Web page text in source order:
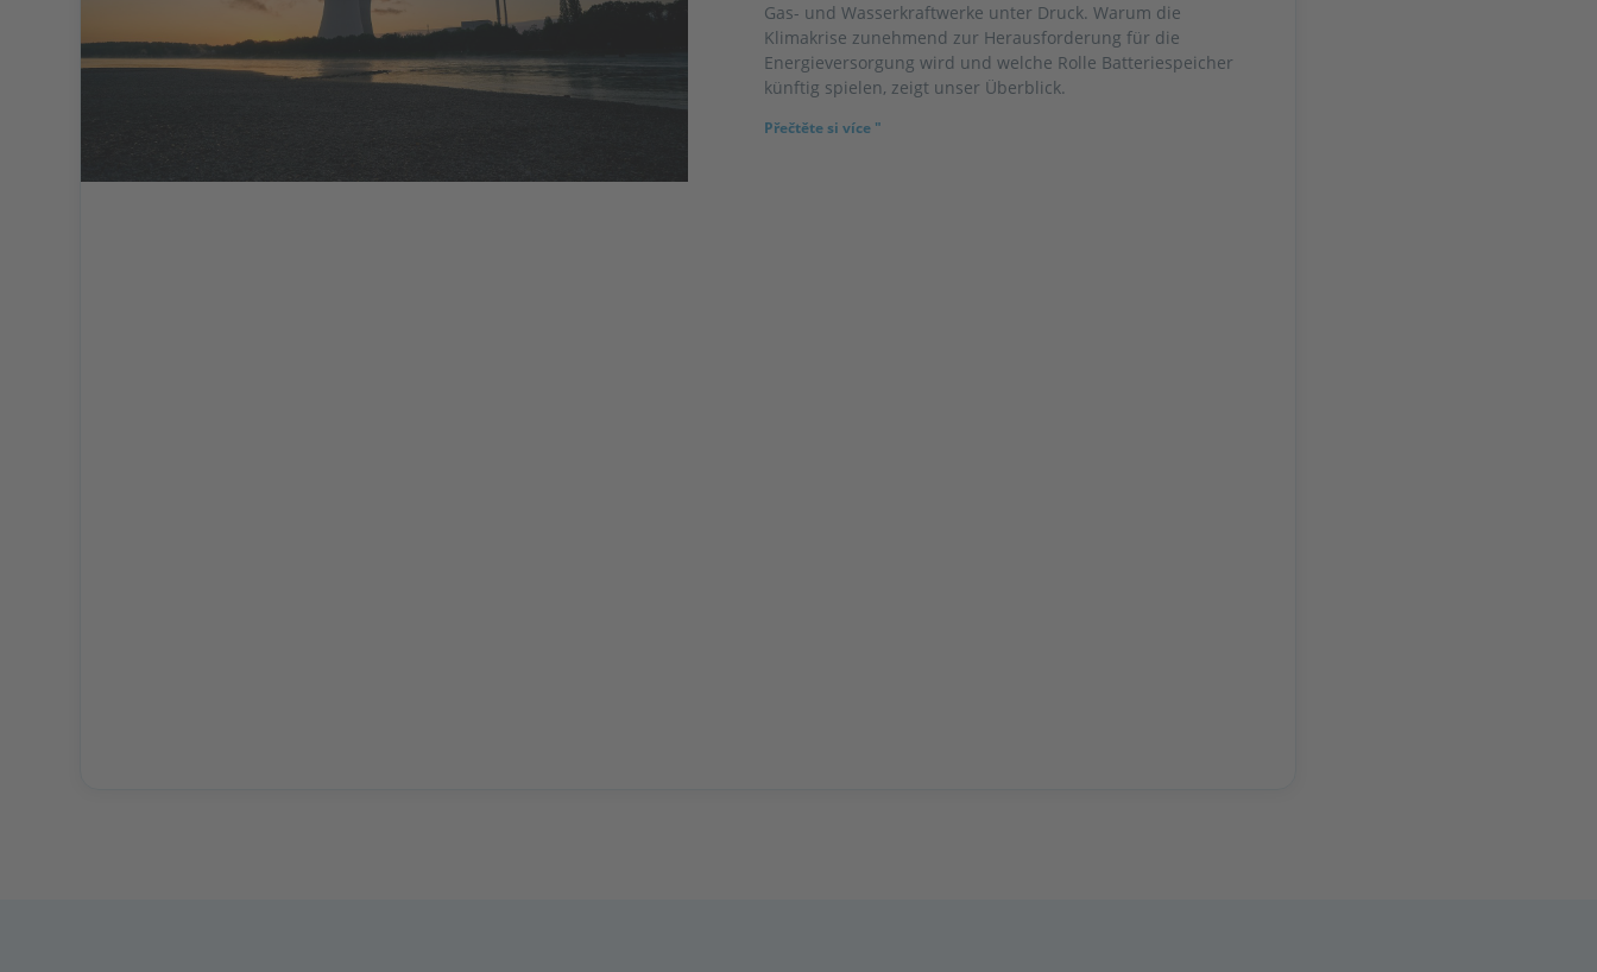
Gas- und Wasserkraftwerke unter Druck. Warum die
Klimakrise zunehmend zur Herausforderung für die
Energieversorgung wird und welche Rolle Batteriespeicher
künftig spielen, zeigt unser Überblick.
Přečtěte si více "